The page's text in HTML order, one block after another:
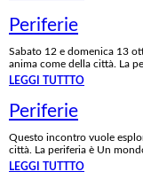
Periferie
Sabato 12 e domenica 13
anima come della città. La
LEGGI TUTTTO
Periferie
Questo incontro vuole
città. La periferia è Un
LEGGI TUTTTO